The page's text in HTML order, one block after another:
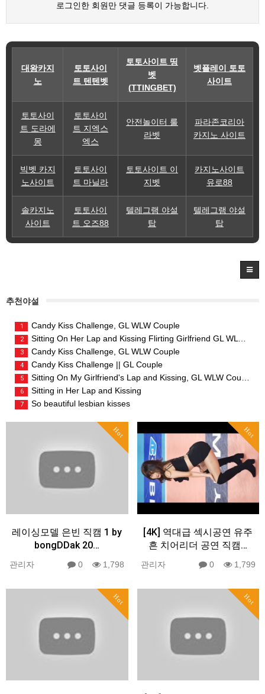
로그인한 회원만 댓글 등록이 가능합니다.
대왕카지
노
토토사이
트 텐텐벳
토토사이트 띵
벳
(TTINGBET)
벳플레이 토토
사이트
토토사이
트 도라에
몽
토토사이
트 지엑스
엑스
안전놀이터 룰
라벳
파라존코리아
카지노 사이트
빅벳 카지
노사이트
토토사이
트 마닐라
토토사이트 이
지벳
카지노사이트
유로88
솔카지노
사이트
토토사이
트 오즈88
텔레그램 야설
탑
텔레그램 야설
탑
추천야설
1 Candy Kiss Challenge, GL WLW Couple
2 Sitting On Her Lap and Kissing Flirting Girlfriend GL WLW Couple
3 Candy Kiss Challenge, GL WLW Couple
4 Candy Kiss Challenge || GL Couple
5 Sitting On My Girlfriend's Lap and Kissing, GL WLW Couple
6 Sitting in Her Lap and Kissing
7 So beautiful lesbian kisses
Hot
레이싱모델 은빈 직캠 1 by
bongDDak 20…
관리자 0 1,798
Hot
[4K] 역대급 섹시공연 유주
흔 치어리더 공연 직캠…
관리자 0 1,799
Hot Hot